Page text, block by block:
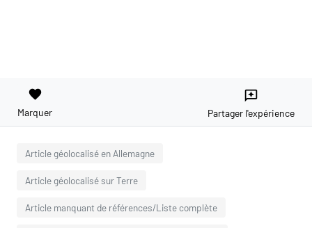
favorite
Marquer
reviews
Partager l'expérience
Article géolocalisé en Allemagne
Article géolocalisé sur Terre
Article manquant de références/Liste complète